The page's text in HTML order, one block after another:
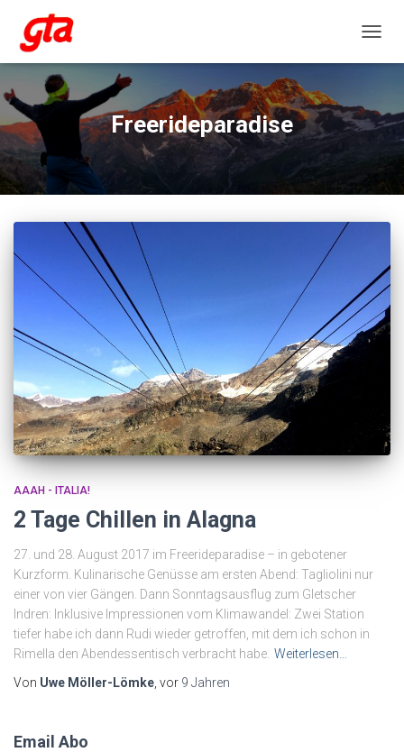
Freerideparadise
AAAH - ITALIA!
2 Tage Chillen in Alagna
27. und 28. August 2017 im Freerideparadise – in gebotener
Kurzform. Kulinarische Genüsse am ersten Abend: Tagliolini nur
einer von vier Gängen. Dann Sonntagsausflug zum Gletscher
Indren: Inklusive Impressionen vom Klimawandel: Zwei Station
tiefer habe ich dann Rudi wieder getroffen, mit dem ich schon in
Rimella den Abendessentisch verbracht habe. Weiterlesen…
Von Uwe Möller-Lömke , vor 9 Jahren
Email Abo